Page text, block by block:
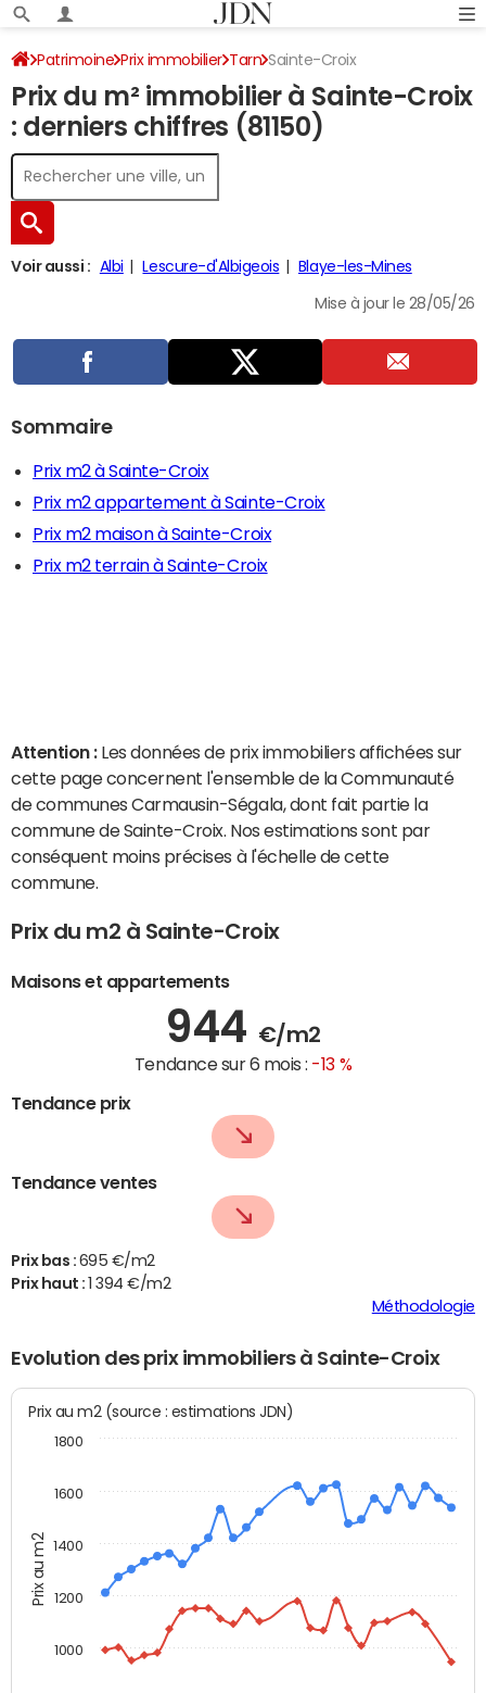
Patrimoine Prix immobilier Tarn Sainte-Croix
Prix du m² immobilier à Sainte-Croix
: derniers chiffres (81150)
Voir aussi : Albi Lescure-d'Albigeois Blaye-les-Mines
Mise à jour le 28/05/26
Sommaire
Prix m2 à Sainte-Croix
Prix m2 appartement à Sainte-Croix
Prix m2 maison à Sainte-Croix
Prix m2 terrain à Sainte-Croix
Attention : Les données de prix immobiliers affichées sur
cette page concernent l'ensemble de la Communauté
de communes Carmausin-Ségala, dont fait partie la
commune de Sainte-Croix. Nos estimations sont par
conséquent moins précises à l'échelle de cette
commune.
Prix du m2 à Sainte-Croix
Maisons et appartements
944 €/m2
Tendance sur 6 mois : -13 %
Tendance prix
Tendance ventes
Prix bas : 695 €/m2
Prix haut :
1 394 €/m2
Méthodologie
Evolution des prix immobiliers à Sainte-Croix
Prix au m2
Prix au m2 (source : estimations JDN)
1000
1200
1400
1600
1800